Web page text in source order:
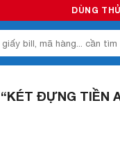
DÙNG THỬ
ĐỰNG TIỀN